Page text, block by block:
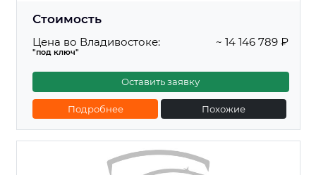
Стоимость
Цена во Владивостоке:
"под ключ"
~ 14 146 789 ₽
Оставить заявку
Подробнее Похожие